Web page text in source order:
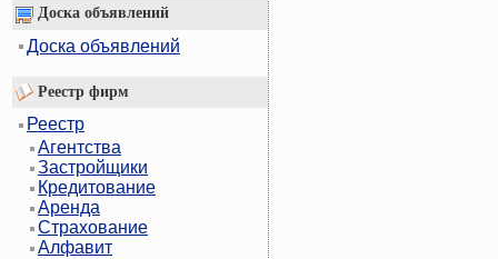
Доска объявлений
Доска объявлений
Реестр фирм
Реестр
Агентства
Застройщики
Кредитование
Аренда
Страхование
Алфавит